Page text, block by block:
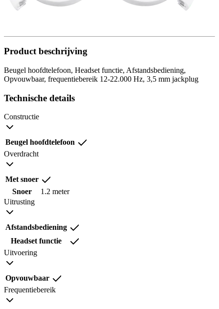
Product beschrijving
Beugel hoofdtelefoon, Headset functie, Afstandsbediening,
Opvouwbaar, frequentiebereik 12-22.000 Hz, 3,5 mm jackplug
Technische details
Constructie
Beugel hoofdtelefoon
Overdracht
Met snoer
Snoer
1.2 meter
Uitrusting
Afstandsbediening
Headset functie
Uitvoering
Opvouwbaar
Frequentiebereik